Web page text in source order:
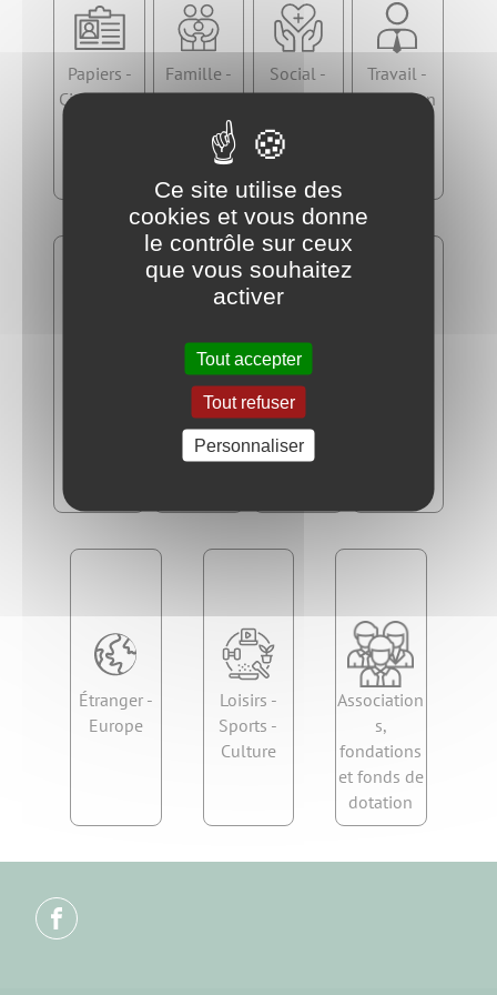
Papiers -
Citoyennet
Famille -
Scolarité
Social -
Santé
Travail -
Formation
Transports -
Mobilité
Argent -
Impôts -
Consomma
tion
Étranger -
Europe
Loisirs -
Sports -
Culture
Association
s,
fondations
et fonds de
dotation
Ce site utilise des
cookies et vous donne
le contrôle sur ceux
que vous souhaitez
activer
Tout accepter
Tout refuser
Personnaliser